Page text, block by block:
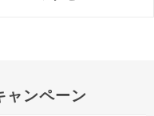
ャンペーン